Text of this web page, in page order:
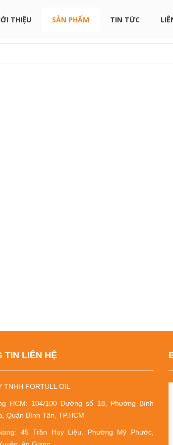
THIỆU SẢN PHẨM TIN TỨC
TIN LIÊN HỆ
TNHH FORTULL OIL
HCM: 104/100 Đường số 18, Phường Bình
Quận Bình Tân, TP.HCM
45 Trần Huy Liệu, Phường Mỹ Phước,